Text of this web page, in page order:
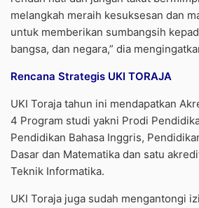
melangkah meraih kesuksesan dan
untuk memberikan sumbangsih
bangsa, dan negara,” dia
Rencana Strategis UKI TORAJA
UKI Toraja tahun ini mendapatkan
4 Program studi yakni Prodi
Pendidikan Bahasa Inggris,
Dasar dan Matematika dan satu
Teknik Informatika.
UKI Toraja juga sudah mengantongi